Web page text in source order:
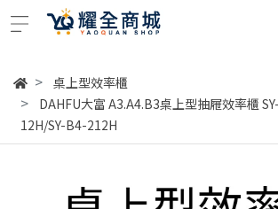
桌上型效率櫃
DAHFU大富 A3.A4.B3桌上型抽屜效率櫃
12H/SY-B4-212H